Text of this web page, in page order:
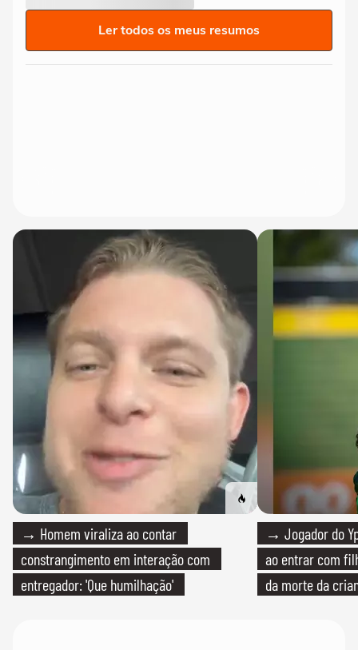
Ler todos os meus resumos
→ Homem viraliza ao contar
constrangimento em interação com
entregador: 'Que humilhação'
→ Jogador do
ao entrar com
da morte da